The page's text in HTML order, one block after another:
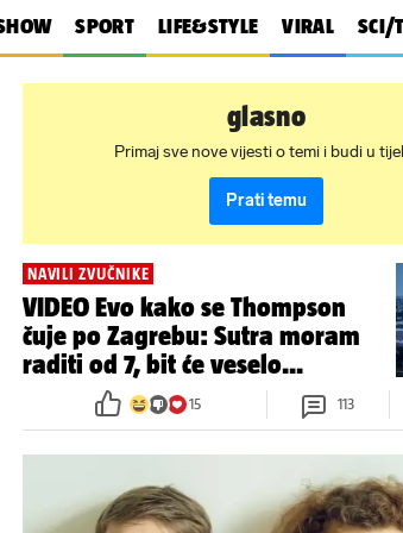
SPORT LIFE&STYLE VIRAL SCI/
glasno
Primaj sve nove vijesti o temi i budi u
Prati temu
NAVILI ZVUČNIKE
VIDEO Evo kako se Thompson
čuje po Zagrebu: Sutra moram
raditi od 7, bit će veselo...
15 113